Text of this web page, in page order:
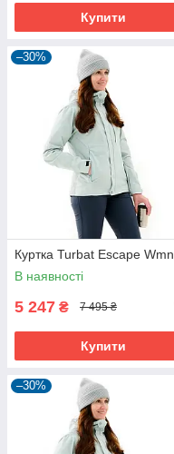
Купити
–30%
Куртка Turbat Escape Wmn
В наявності
5 247 ₴ 7 495 ₴
Купити
–30%